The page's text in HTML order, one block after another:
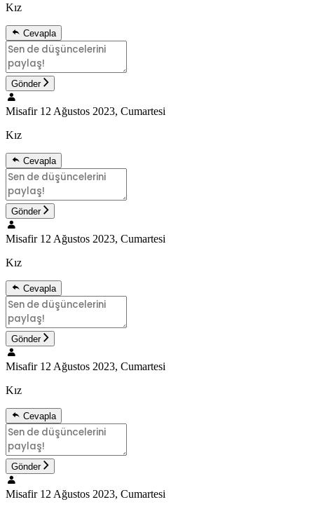
Kız
Cevapla
Gönder
Misafir 12 Ağustos 2023, Cumartesi
Kız
Cevapla
Gönder
Misafir 12 Ağustos 2023, Cumartesi
Kız
Cevapla
Gönder
Misafir 12 Ağustos 2023, Cumartesi
Kız
Cevapla
Gönder
Misafir 12 Ağustos 2023, Cumartesi